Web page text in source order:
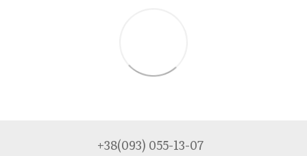
+38(093) 055-13-07